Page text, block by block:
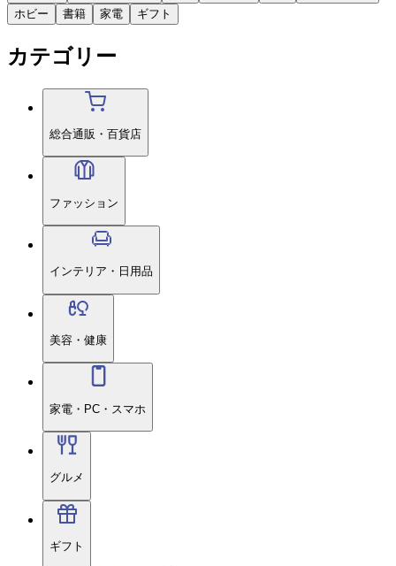
ホビー
書籍 家電 ギフト
カテゴリー
総合通販・百貨店
ファッション
インテリア・日用品
美容・健康
家電・PC・スマホ
グルメ
ギフト